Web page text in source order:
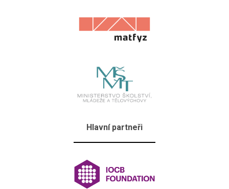
Hlavní partneři